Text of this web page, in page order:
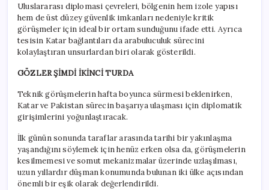
Uluslararası diplomasi çevreleri, bölgenin hem izole yapısı
hem de üst düzey güvenlik imkanları nedeniyle kritik
görüşmeler için ideal bir ortam sunduğunu ifade etti. Ayrıca
tesisin Katar bağlantıları da arabuluculuk sürecini
kolaylaştıran unsurlardan biri olarak gösterildi.
GÖZLER ŞİMDİ İKİNCİ TURDA
Teknik görüşmelerin hafta boyunca sürmesi beklenirken,
Katar ve Pakistan sürecin başarıya ulaşması için diplomatik
girişimlerini yoğunlaştıracak.
İlk günün sonunda taraflar arasında tarihi bir yakınlaşma
yaşandığını söylemek için henüz erken olsa da, görüşmelerin
kesilmemesi ve somut mekanizmalar üzerinde uzlaşılması,
uzun yıllardır düşman konumunda bulunan iki ülke açısından
önemli bir eşik olarak değerlendirildi.